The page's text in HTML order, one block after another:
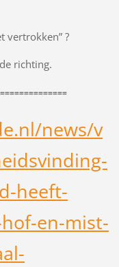
vertrokken” ?
richting.
news/v
heeft-
en-mist-